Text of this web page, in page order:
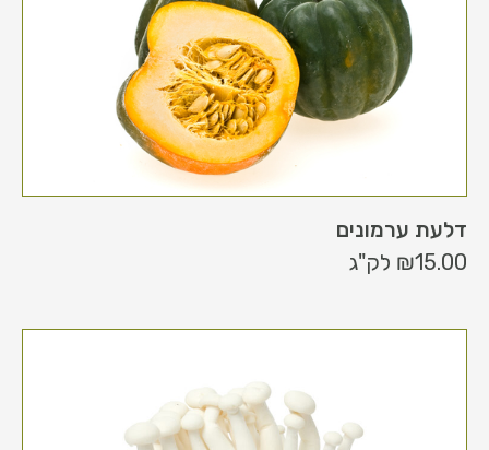
דלעת ערמונים
₪15.00 לק"ג